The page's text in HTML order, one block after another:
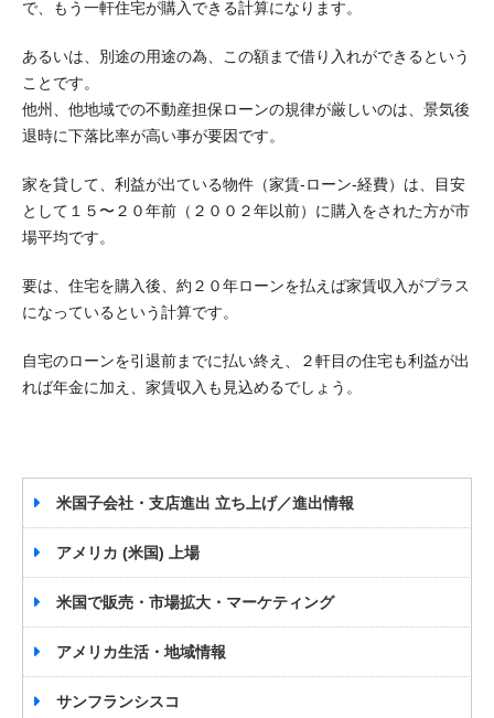
で、もう一軒住宅が購入できる計算になります。
あるいは、別途の用途の為、この額まで借り入れができるという
ことです。
他州、他地域での不動産担保ローンの規律が厳しいのは、景気後
退時に下落比率が高い事が要因です。
家を貸して、利益が出ている物件（家賃-ローン-経費）は、目安
として１５〜２０年前（２００２年以前）に購入をされた方が市
場平均です。
要は、住宅を購入後、約２０年ローンを払えば家賃収入がプラス
になっているという計算です。
自宅のローンを引退前までに払い終え、２軒目の住宅も利益が出
れば年金に加え、家賃収入も見込めるでしょう。
米国子会社・支店進出 立ち上げ／進出情報
アメリカ (米国) 上場
米国で販売・市場拡大・マーケティング
アメリカ生活・地域情報
サンフランシスコ